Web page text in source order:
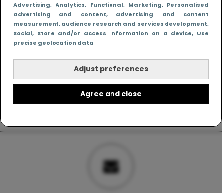
Advertising, Analytics, Functional, Marketing, Personalised
advertising and content, advertising and content
measurement, audience research and services development,
Social, Store and/or access information on a device, Use
precise geolocation data
Adjust preferences
Agree and close